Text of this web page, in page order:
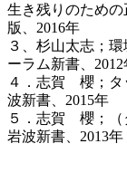
生き残りのため
版、2016年
３、杉山太志；
ーラム新書、2012
４．志賀 櫻；タ
波新書、2015年
５．志賀 櫻；（
岩波新書、2013年